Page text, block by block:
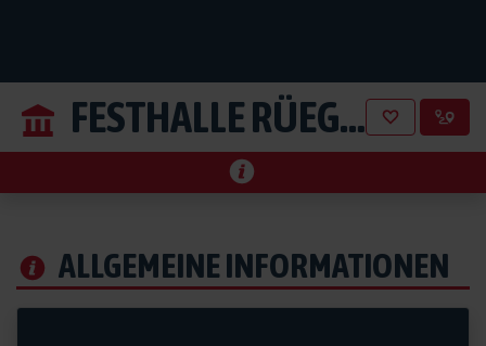
FESTHALLE RÜEGERHOLZ
ALLGEMEINE INFORMATIONEN